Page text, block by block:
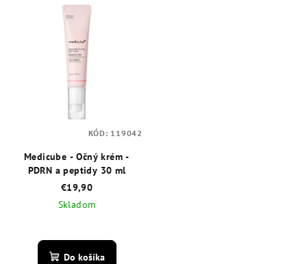
Medicube - Očný krém -
PDRN a peptidy 30 ml
€19,90
Skladom
hodnotenie
produktu
Do košíka
KÓD: 119042